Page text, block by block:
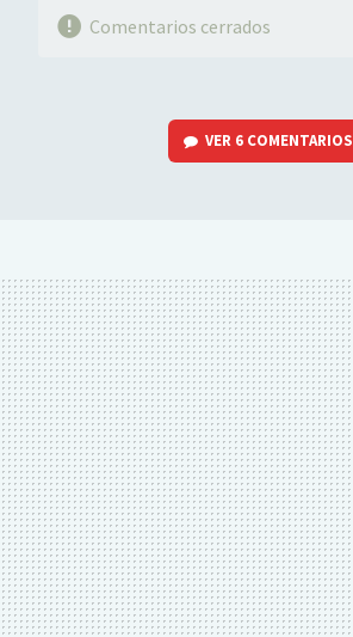
Comentarios cerrados
VER 6 COMENTARIOS